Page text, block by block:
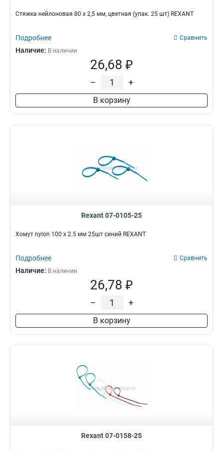
Стяжкa нeйлонoвая 80 x 2,5 мм, цветная (упак. 25 шт) REXANT
Подробнее Сравнить
Наличие: В наличии
26,68 ₽
– +
В корзину
Rexant 07-0105-25
Хомут nylon 100 х 2.5 мм 25шт синий REXANT
Подробнее Сравнить
Наличие: В наличии
26,78 ₽
– +
В корзину
Rexant 07-0158-25